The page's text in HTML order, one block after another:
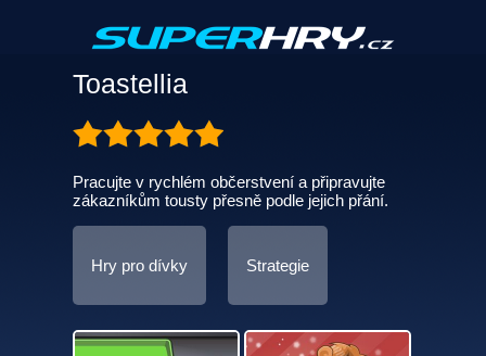
Toastellia
Pracujte v rychlém občerstvení a připravujte
zákazníkům tousty přesně podle jejich přání.
Hry pro dívky Strategie